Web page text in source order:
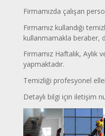
Firmamızda çalışan
Firmamız kullandığı
kullanmamakla beraber,
Firmamız Haftalık,
yapmaktadır.
Temizliği profesyonel
Detaylı bilgi için iletişim